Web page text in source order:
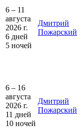
6 – 11
августа
2026 г.
6 дней
5 ночей
Дмитрий
Пожарский
6 – 16
августа
2026 г.
11 дней
10 ночей
Дмитрий
Пожарский